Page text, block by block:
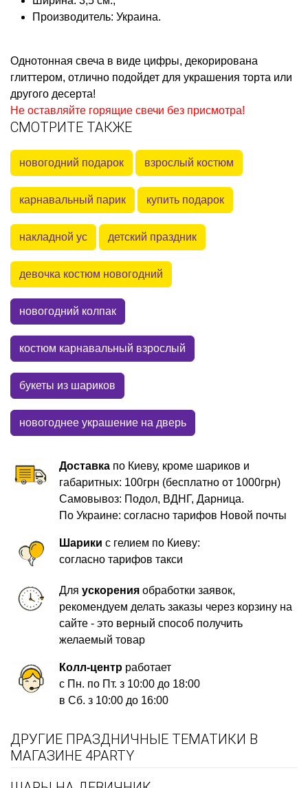
Производитель: Украина.
Однотонная свеча в виде цифры, декорирована
глиттером, отлично подойдет для украшения торта или
другого десерта!
Не оставляйте горящие свечи без присмотра!
СМОТРИТЕ ТАКЖЕ
новогодний подарок взрослый костюм
карнавальный парик купить подарок
накладной ус детский праздник
девочка костюм новогодний
новогодний колпак
костюм карнавальный взрослый
букеты из шариков
новогоднее украшение на дверь
Доставка по Киеву, кроме шариков и
габаритных: 100грн (бесплатно от 1000грн)
Самовывоз: Подол, ВДНГ, Дарница.
По Украине: согласно тарифов Новой почты
Шарики с гелием по Киеву:
согласно тарифов такси
Дляускорения обработки заявок,
рекомендуем делать заказы через корзину на
сайте - это верный способ получить
желаемый товар
Колл-центр работает
с Пн. по Пт. з 10:00 до 18:00
в Сб. з 10:00 до 16:00
ДРУГИЕ ПРАЗДНИЧНЫЕ ТЕМАТИКИ В
МАГАЗИНЕ 4PARTY